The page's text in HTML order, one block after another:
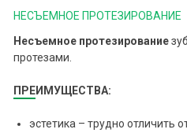
НЕСЪЕМНОЕ ПРОТЕЗИРОВАНИЕ
Несъемное протезирование
протезами.
ПРЕИМУЩЕСТВА:
эстетика – трудно отличить